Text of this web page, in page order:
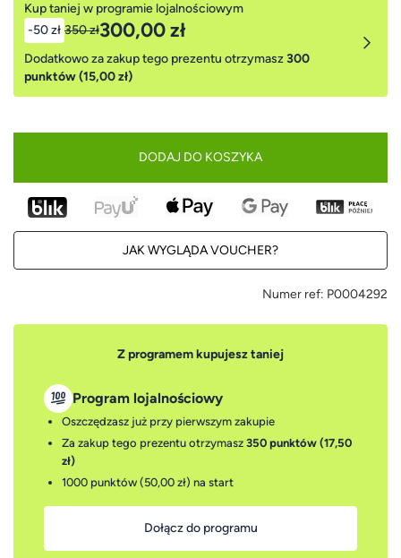
Kup taniej w programie lojalnościowym
-50 zł 350 zł300,00 zł
Dodatkowo za zakup tego prezentu otrzymasz300
punktów (15,00 zł)
DODAJ DO KOSZYKA
JAK WYGLĄDA VOUCHER?
Numer ref: P0004292
Z programem kupujesz taniej
Program lojalnościowy
Oszczędzasz już przy pierwszym zakupie
Za zakup tego prezentu otrzymasz 350 punktów (17,50
zł)
1000 punktów (50,00 zł) na start
Dołącz do programu